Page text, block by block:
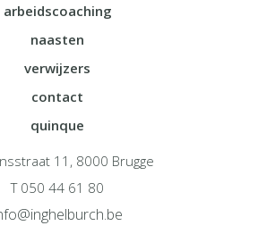
arbeidscoaching
naasten
verwijzers
contact
quinque
11, 8000 Brugge
T 050 44 61 80